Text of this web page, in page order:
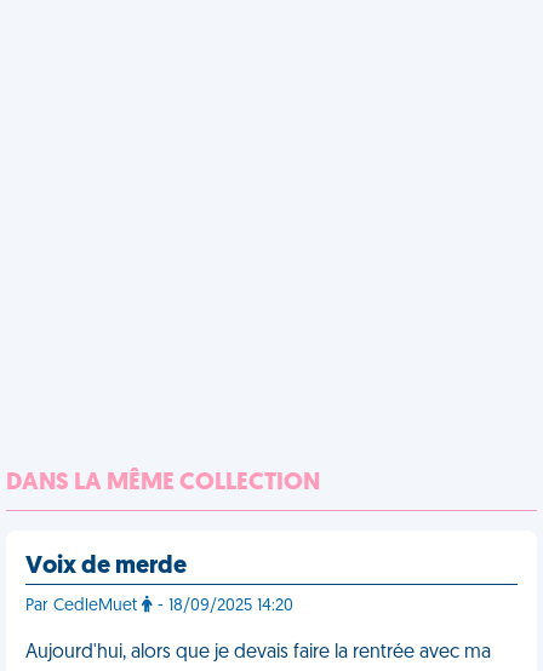
DANS LA MÊME COLLECTION
Voix de merde
Par CedleMuet - 18/09/2025 14:20
Aujourd'hui, alors que je devais faire la rentrée avec ma